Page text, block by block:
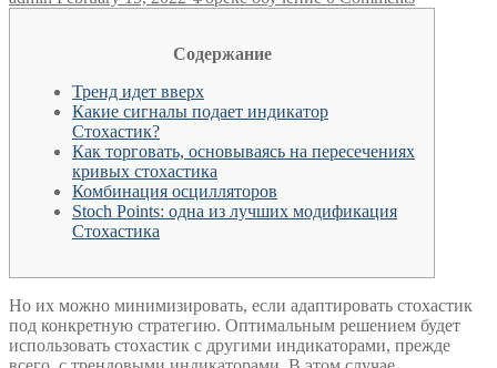
Содержание
Тренд идет вверх
Какие сигналы подает индикатор
Стохастик?
Как торговать, основываясь на пересечениях
кривых стохастика
Комбинация осцилляторов
Stoch Points: одна из лучших модификация
Стохастика
Но их можно минимизировать, если адаптировать стохастик
под конкретную стратегию. Оптимальным решением будет
использовать стохастик с другими индикаторами, прежде